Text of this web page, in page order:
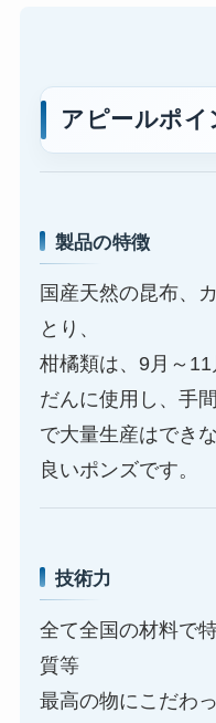
アピールポイ
製品の特徴
国産天然の昆布、
とり、
柑橘類は、9月～
だんに使用し、手
で大量生産はでき
良いポンズです。
技術力
全て全国の材料で
質等
最高の物にこだわ